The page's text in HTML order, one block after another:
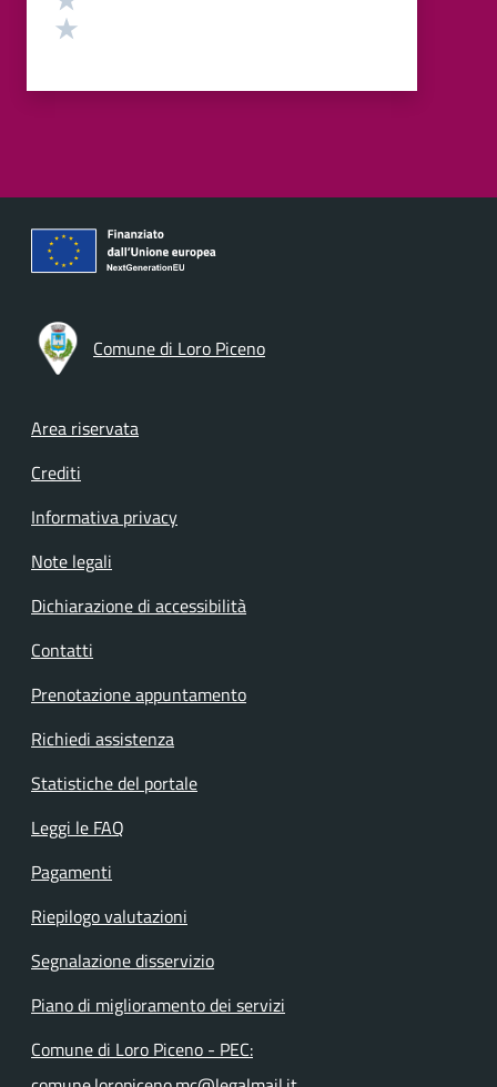
Comune di Loro Piceno
Footer menu
Area riservata
Crediti
Informativa privacy
Note legali
Dichiarazione di accessibilità
Contatti
Prenotazione appuntamento
Richiedi assistenza
Statistiche del portale
Leggi le FAQ
Pagamenti
Riepilogo valutazioni
Segnalazione disservizio
Piano di miglioramento dei servizi
Comune di Loro Piceno - PEC: